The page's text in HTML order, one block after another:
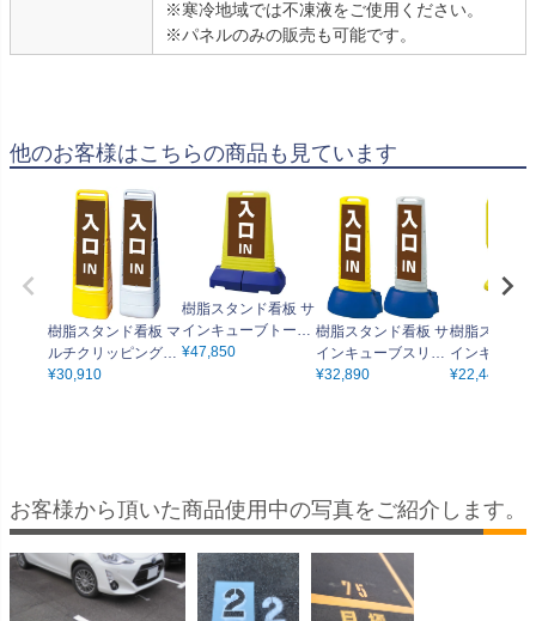
※寒冷地域では不凍液をご使用ください。
※パネルのみの販売も可能です。
他のお客様はこちらの商品も見ています
樹脂スタンド看板 マ
ルチクリッピングサ
イン 「 IN 入口 ／ 茶
¥30,910
樹脂スタンド看板 サ
インキューブトール
「 IN 入口 ／ 茶色 」
¥47,850
樹脂スタンド看板 サ
インキューブスリム
「 IN 入口 ／ 茶色 」
¥32,890
樹脂スタン
インキュー
T 出口 ／ 茶
¥22,440
お客様から頂いた商品使用中の写真をご紹介します。